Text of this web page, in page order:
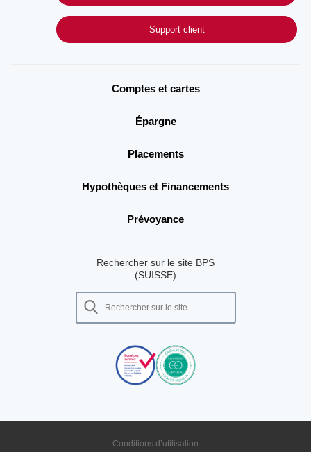
Support client
Comptes et cartes
Épargne
Placements
Hypothèques et Financements
Prévoyance
Rechercher sur le site BPS
(SUISSE)
Conditions d’utilisation